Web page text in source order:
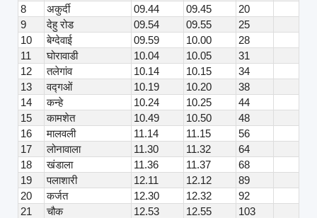
8
अकुर्दी 09.44 09.45
20
9
देहु रोड 09.54 09.55
25
10
बेग्देवाई 09.59 10.00
28
11
घोरावाडी 10.04 10.05
31
12
तलेगांव 10.14 10.15
34
13
वद्गओं 10.19 10.20
38
14
कन्हे 10.24 10.25
44
15
कामशेत 10.49 10.50
48
16
मालवली 11.14 11.15
56
17
लोनावाला 11.30 11.32
64
18
खंडाला 11.36 11.37
68
19
पलाशारी 12.11 12.12
89
20
कर्जत 12.30 12.32
92
21
चौक 12.53 12.55
103